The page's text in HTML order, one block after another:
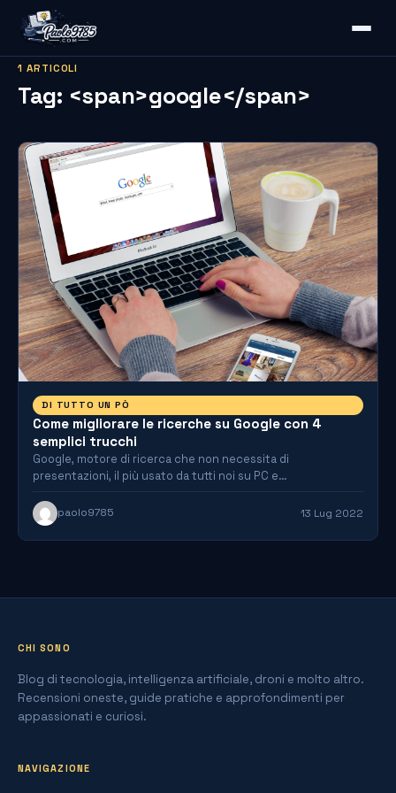
1 ARTICOLI
Tag: <span>google</span>
DI TUTTO UN PÒ
Come migliorare le ricerche su Google con 4
semplici trucchi
Google, motore di ricerca che non necessita di
presentazioni, il più usato da tutti noi su PC e…
paolo9785 13 Lug 2022
CHI SONO
Blog di tecnologia, intelligenza artificiale, droni e molto altro.
Recensioni oneste, guide pratiche e approfondimenti per
appassionati e curiosi.
NAVIGAZIONE